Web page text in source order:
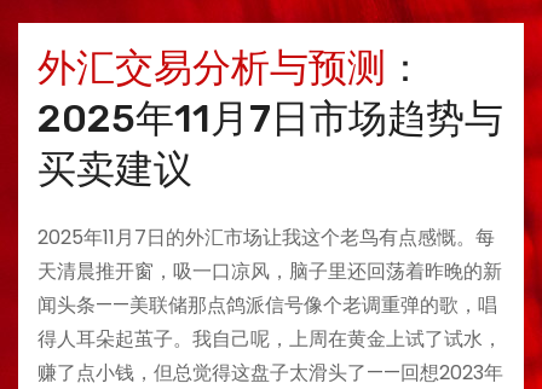
外汇交易分析与预测 ：
2025年11月7日市场趋势与
买卖建议
2025年11月7日的外汇市场让我这个老鸟有点感慨。每
天清晨推开窗，吸一口凉风，脑子里还回荡着昨晚的新
闻头条——美联储那点鸽派信号像个老调重弹的歌，唱
得人耳朵起茧子。我自己呢，上周在黄金上试了试水，
赚了点小钱，但总觉得这盘子太滑头了——回想2023年